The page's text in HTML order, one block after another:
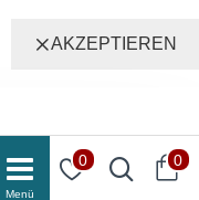
AKZEPTIEREN
0 0